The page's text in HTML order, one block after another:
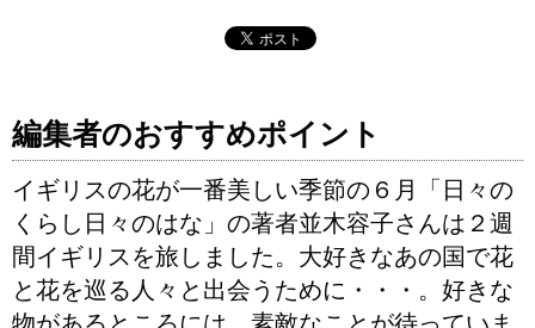
編集者のおすすめポイント
イギリスの花が一番美しい季節の６月「日々の
くらし日々のはな」の著者並木容子さんは２週
間イギリスを旅しました。大好きなあの国で花
と花を巡る人々と出会うために・・・。好きな